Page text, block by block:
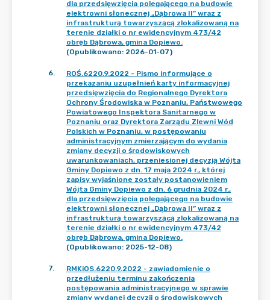
dla przedsięwzięcia polegającego na budowie
elektrowni słonecznej „Dąbrowa II” wraz z
infrastrukturą towarzyszącą zlokalizowaną na
terenie działki o nr ewidencyjnym 473/42
obręb Dąbrowa, gmina Dopiewo.
(Opublikowano: 2026-01-07)
6.
ROŚ.6220.9.2022 - Pismo informujące o
przekazaniu uzupełnień karty informacyjnej
przedsięwzięcia do Regionalnego Dyrektora
Ochrony Środowiska w Poznaniu, Państwowego
Powiatowego Inspektora Sanitarnego w
Poznaniu oraz Dyrektora Zarządu Zlewni Wód
Polskich w Poznaniu, w postępowaniu
administracyjnym zmierzającym do wydania
zmiany decyzji o środowiskowych
uwarunkowaniach, przeniesionej decyzją Wójta
Gminy Dopiewo z dn. 17 maja 2024 r., której
zapisy wyjaśnione zostały postanowieniem
Wójta Gminy Dopiewo z dn. 6 grudnia 2024 r.,
dla przedsięwzięcia polegającego na budowie
elektrowni słonecznej „Dąbrowa II” wraz z
infrastrukturą towarzyszącą zlokalizowaną na
terenie działki o nr ewidencyjnym 473/42
obręb Dąbrowa, gmina Dopiewo.
(Opublikowano: 2025-12-08)
7.
RMKiOS.6220.9.2022 - zawiadomienie o
przedłużeniu terminu zakończenia
postępowania administracyjnego w sprawie
zmiany wydanej decyzji o środowiskowych